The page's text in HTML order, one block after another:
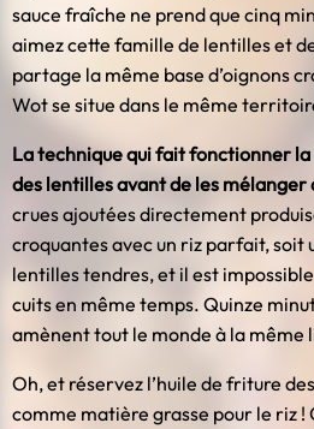
sauce fraîche ne prend que cinq
aimez cette famille de lentilles et
partage la même base d’oignons
Wot se situe dans le même
La technique qui fait fonctionner la
des lentilles avant de les mélanger
crues ajoutées directement
croquantes avec un riz parfait, soit
lentilles tendres, et il est
cuits en même temps. Quinze
amènent tout le monde à la même
Oh, et réservez l’huile de friture
comme matière grasse pour le riz !